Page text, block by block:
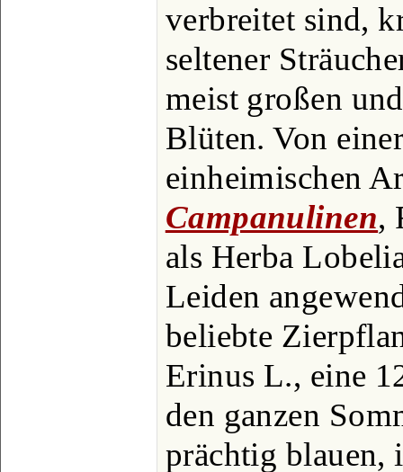
verbreitet sind,
seltener
meist großen
Blüten. Von
einheimischen
Campanulinen,
als Herba
Leiden
beliebte
Erinus L., eine
den ganzen
prächtig blauen,